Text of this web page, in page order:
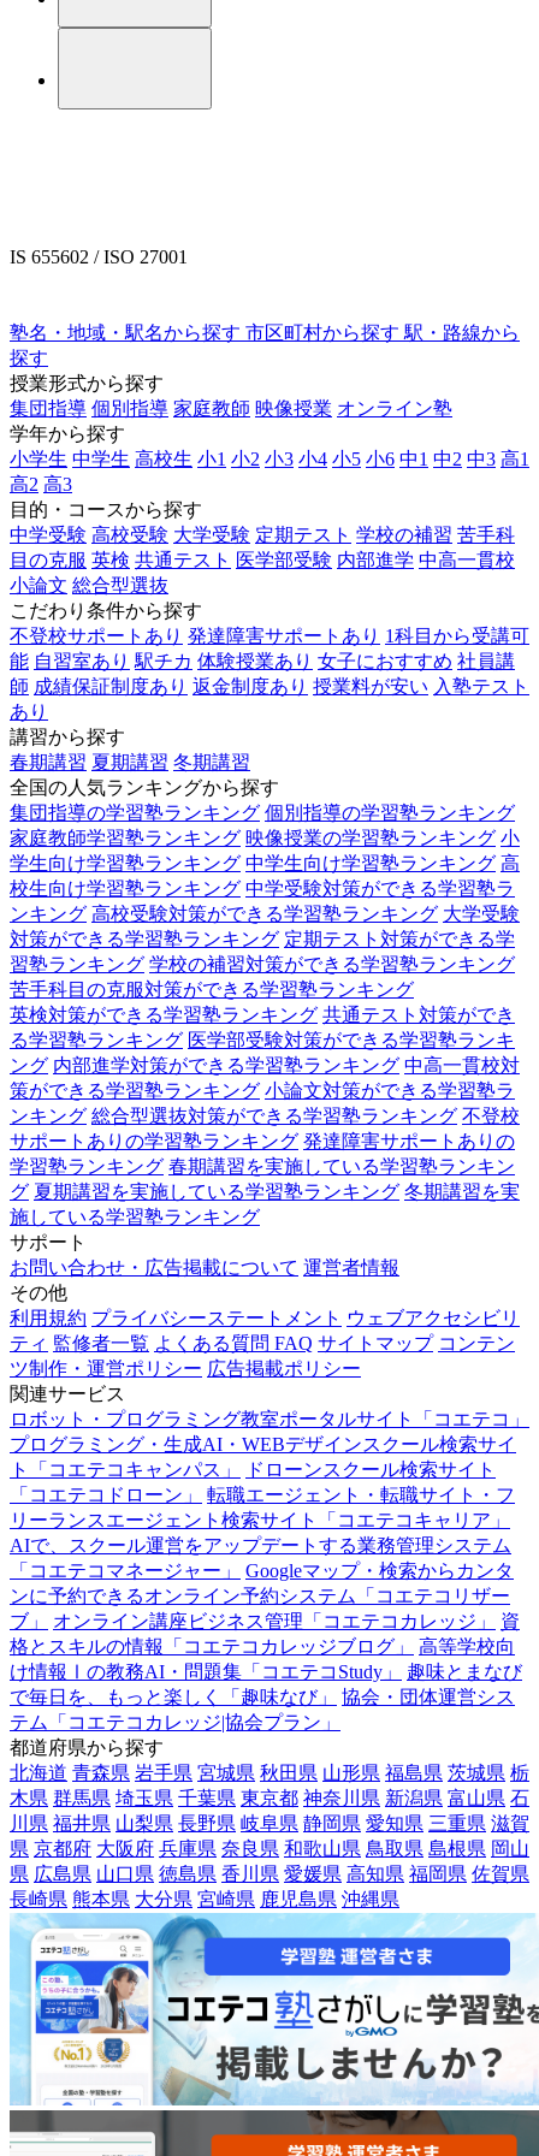
IS 655602 / ISO 27001
塾名・地域・駅名から探す 市区町村から探す 駅・路線から
探す
授業形式から探す
集団指導 個別指導 家庭教師 映像授業 オンライン塾
学年から探す
小学生 中学生 高校生 小1 小2 小3 小4 小5 小6 中1 中2 中3 高1
高2 高3
目的・コースから探す
中学受験 高校受験 大学受験 定期テスト 学校の補習 苦手科
目の克服 英検 共通テスト 医学部受験 内部進学 中高一貫校
小論文 総合型選抜
こだわり条件から探す
不登校サポートあり 発達障害サポートあり 1科目から受講可
能 自習室あり 駅チカ 体験授業あり 女子におすすめ 社員講
師 成績保証制度あり 返金制度あり 授業料が安い 入塾テスト
あり
講習から探す
春期講習 夏期講習 冬期講習
全国の人気ランキングから探す
集団指導の学習塾ランキング 個別指導の学習塾ランキング
家庭教師学習塾ランキング 映像授業の学習塾ランキング 小
学生向け学習塾ランキング 中学生向け学習塾ランキング 高
校生向け学習塾ランキング 中学受験対策ができる学習塾ラ
ンキング 高校受験対策ができる学習塾ランキング 大学受験
対策ができる学習塾ランキング 定期テスト対策ができる学
習塾ランキング 学校の補習対策ができる学習塾ランキング
苦手科目の克服対策ができる学習塾ランキング
英検対策ができる学習塾ランキング 共通テスト対策ができ
る学習塾ランキング 医学部受験対策ができる学習塾ランキ
ング 内部進学対策ができる学習塾ランキング 中高一貫校対
策ができる学習塾ランキング 小論文対策ができる学習塾ラ
ンキング 総合型選抜対策ができる学習塾ランキング 不登校
サポートありの学習塾ランキング 発達障害サポートありの
学習塾ランキング 春期講習を実施している学習塾ランキン
グ 夏期講習を実施している学習塾ランキング 冬期講習を実
施している学習塾ランキング
サポート
お問い合わせ・広告掲載について 運営者情報
その他
利用規約 プライバシーステートメント ウェブアクセシビリ
ティ 監修者一覧 よくある質問 FAQ サイトマップ コンテン
ツ制作・運営ポリシー 広告掲載ポリシー
関連サービス
ロボット・プログラミング教室ポータルサイト「コエテコ」
プログラミング・生成AI・WEBデザインスクール検索サイ
ト「コエテコキャンパス」
ドローンスクール検索サイト
「コエテコドローン」
転職エージェント・転職サイト・フ
リーランスエージェント検索サイト「コエテコキャリア」
AIで、スクール運営をアップデートする業務管理システム
「コエテコマネージャー」
Googleマップ・検索からカンタ
ンに予約できるオンライン予約システム「コエテコリザー
ブ」
オンライン講座ビジネス管理「コエテコカレッジ」
資
格とスキルの情報「コエテコカレッジブログ」
高等学校向
け情報Ⅰの教務AI・問題集「コエテコStudy」
趣味とまなび
で毎日を、もっと楽しく「趣味なび」
協会・団体運営シス
テム「コエテコカレッジ|協会プラン」
都道府県から探す
北海道 青森県 岩手県 宮城県 秋田県 山形県 福島県 茨城県 栃
木県 群馬県 埼玉県 千葉県 東京都 神奈川県 新潟県 富山県 石
川県 福井県 山梨県 長野県 岐阜県 静岡県 愛知県 三重県 滋賀
県 京都府 大阪府 兵庫県 奈良県 和歌山県 鳥取県 島根県 岡山
県 広島県 山口県 徳島県 香川県 愛媛県 高知県 福岡県 佐賀県
長崎県 熊本県 大分県 宮崎県 鹿児島県 沖縄県